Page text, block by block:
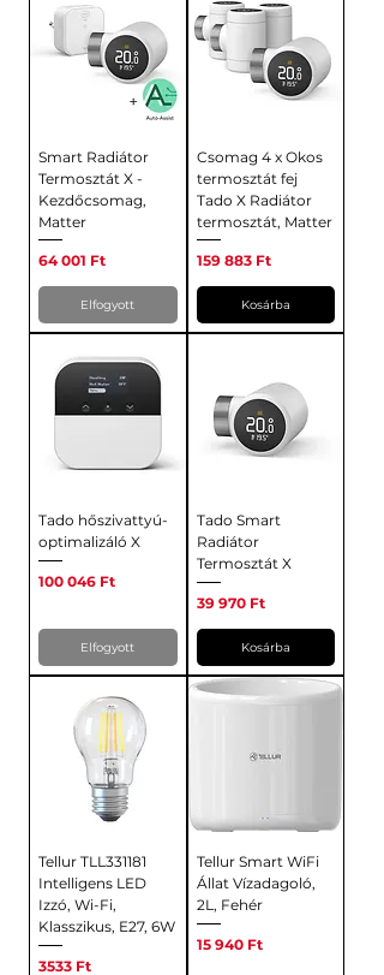
Smart Radiátor
Termosztát X -
Kezdőcsomag,
Matter
Ár
64 001 Ft
Elfogyott
Csomag 4 x Okos
termosztát fej
Tado X Radiátor
termosztát, Matter
Ár
159 883 Ft
Kosárba
Tado hőszivattyú-
optimalizáló X
Ár
100 046 Ft
Elfogyott
Tado Smart
Radiátor
Termosztát X
Ár
39 970 Ft
Kosárba
Tellur TLL331181
Intelligens LED
Izzó, Wi-Fi,
Klasszikus, E27, 6W
Ár
3533 Ft
Tellur Smart WiFi
Állat Vízadagoló,
2L, Fehér
Ár
15 940 Ft